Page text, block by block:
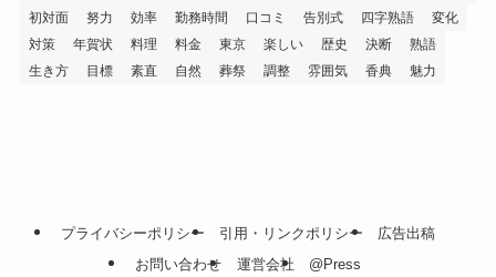
初対面
努力 効率 勤務時間 口コミ 告別式 四字熟語
変化
対策
年賀状 料理 料金 東京 楽しい 歴史 決断
熟語
生き方
目標 素直 自然 葬祭 調整 雰囲気 香典 魅力
プライバシーポリシー 引用・リンクポリシー
広告出稿
お問い合わせ
運営会社 @Press